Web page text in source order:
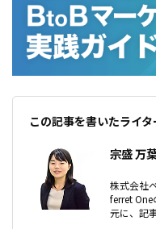
この記事を書いたライタ
宗盛 万
株式会社
ferret
元に、記